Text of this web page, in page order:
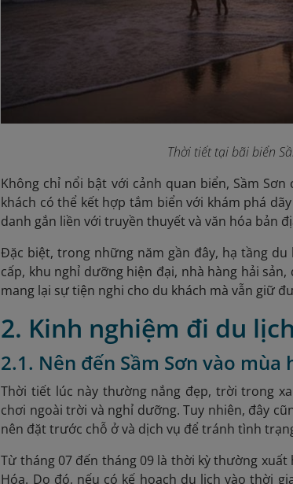
Thời tiết tại bãi biển
Không chỉ nổi bật với cảnh quan biển, Sầm
khách có thể kết hợp tắm biển với khám phá
danh gắn liền với truyền thuyết và văn hóa bản
Đặc biệt, trong những năm gần đây, hạ tầng
cấp, khu nghỉ dưỡng hiện đại, nhà hàng hải
mang lại sự tiện nghi cho du khách mà vẫn giữ
2. Kinh nghiệm đi du
2.1. Nên đến Sầm Sơn vào mùa
Thời tiết lúc này thường nắng đẹp, trời trong
chơi ngoài trời và nghỉ dưỡng. Tuy nhiên, đây
nên đặt trước chỗ ở và dịch vụ để tránh tình
Từ tháng 07 đến tháng 09 là thời kỳ thường
Hóa. Do đó, nếu có kế hoạch du lịch vào thời